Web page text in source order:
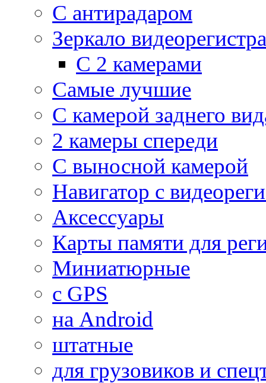
C антирадаром
Зеркало
С 2 камерами
Самые лучшие
С камерой заднего
2 камеры спереди
С выносной камерой
Навигатор с
Аксессуары
Карты памяти для
Миниатюрные
с GPS
на Android
штатные
для грузовиков и